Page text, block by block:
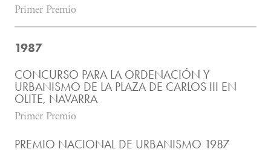
Primer Premio
1987
CONCURSO PARA LA ORDENACIÓN Y
URBANISMO DE LA PLAZA DE CARLOS III EN
OLITE, NAVARRA
Primer Premio
PREMIO NACIONAL DE URBANISMO 1987